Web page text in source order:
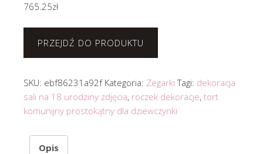
765.25zł
PRZEJDŹ DO PRODUKTU
SKU: ebf86231a92f Kategoria: Zegarki Tagi: dekoracja
sali na 18 urodziny zdjęcia, roczek dekoracje, tort
komunijny prostokątny dla dziewczynki
Opis